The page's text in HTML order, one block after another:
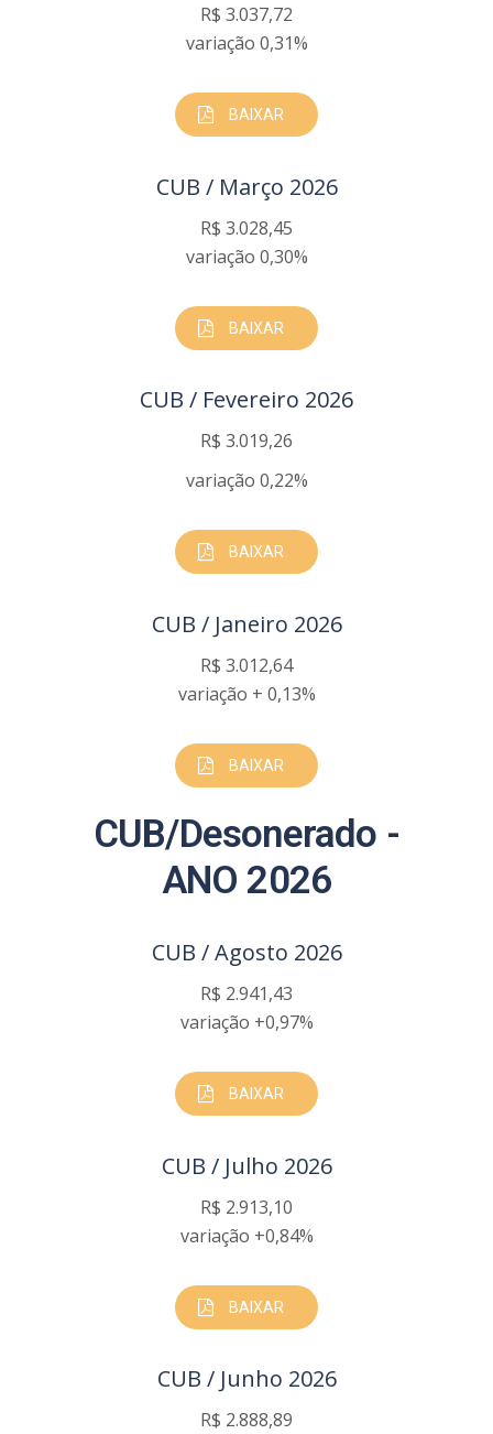
R$ 3.037,72
variação 0,31%
BAIXAR
CUB / Março 2026
R$ 3.028,45
variação 0,30%
BAIXAR
CUB / Fevereiro 2026
R$ 3.019,26
variação 0,22%
BAIXAR
CUB / Janeiro 2026
R$ 3.012,64
variação + 0,13%
BAIXAR
CUB/Desonerado -
ANO 2026
CUB / Agosto 2026
R$ 2.941,43
variação +0,97%
BAIXAR
CUB / Julho 2026
R$ 2.913,10
variação +0,84%
BAIXAR
CUB / Junho 2026
R$ 2.888,89